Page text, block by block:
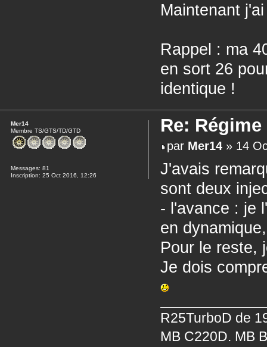
Maintenant
Rappel : ma
en sort 26
identique !
Re:
par Mer14 » 14
J'avais
sont deux
- l'avance : je
en
Pour le reste,
Je dois
R25TurboD de
MB C220D. MB
Mer14
Membre TS/GTS/TD/GTD
Messages: 81
Inscription: 25 Oct 2016, 12:26